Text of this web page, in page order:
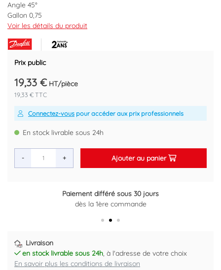
Angle 45°
Gallon 0,75
Référence fournisseur : 030F4916
Code EAN : 5702425017100
Voir les détails du produit
Prix public
19,33 € HT/pièce
19,33 € TTC
Connectez-vous pour accéder aux prix professionnels
En stock livrable sous 24h
- + Ajouter au panier
différé sous 30 jours
Livraison
en stock livrable sous 24h, à l'adresse de votre choix
En savoir plus les conditions de livraison